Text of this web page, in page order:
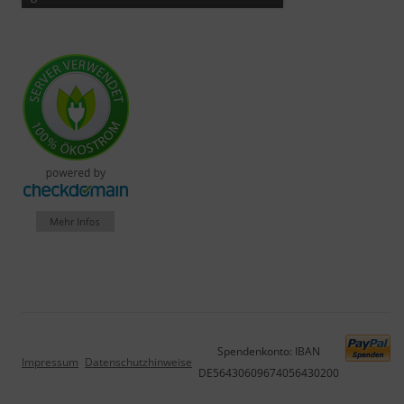
Impressum Datenschutzhinweise
Spendenkonto: IBAN
DE56430609674056430200